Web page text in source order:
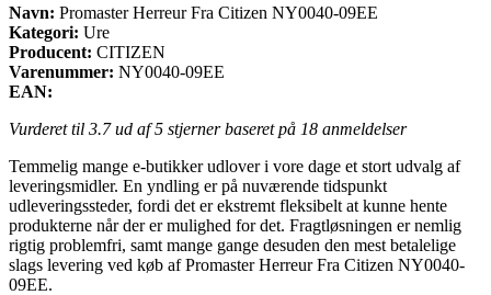
Navn: Promaster Herreur Fra Citizen NY0040-09EE
Kategori: Ure
Producent: CITIZEN
Varenummer: NY0040-09EE
EAN:
Vurderet til 3.7ud af 5 stjerner baseret på 18 anmeldelser
Temmelig mange e-butikker udlover i vore dage et stort udvalg af
leveringsmidler. En yndling er på nuværende tidspunkt
udleveringssteder, fordi det er ekstremt fleksibelt at kunne hente
produkterne når der er mulighed for det. Fragtløsningen er nemlig
rigtig problemfri, samt mange gange desuden den mest betalelige
slags levering ved køb af Promaster Herreur Fra Citizen NY0040-
09EE.